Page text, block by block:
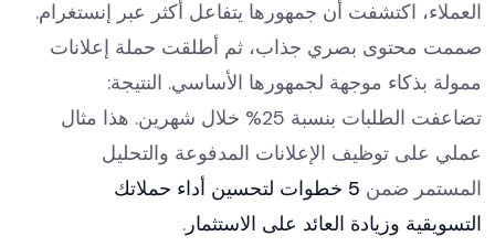
العملاء، اكتشفت أن جمهورها يتفاعل أكثر عبر إنستغرام.
صممت محتوى بصري جذاب، ثم أطلقت حملة إعلانات
ممولة بذكاء موجهة لجمهورها الأساسي. النتيجة:
تضاعفت الطلبات بنسبة 25% خلال شهرين. هذا مثال
عملي على توظيف الإعلانات المدفوعة والتحليل
المستمر ضمن
5 خطوات لتحسين أداء حملاتك
التسويقية وزيادة العائد على الاستثمار.